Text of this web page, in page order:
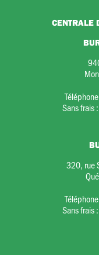
CENTRALE
Sans frais :
320, rue
Sans frais :